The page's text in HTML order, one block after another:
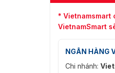
* Vietnamsmart
VietnamSmart
NGÂN HÀNG
Chi nhánh: